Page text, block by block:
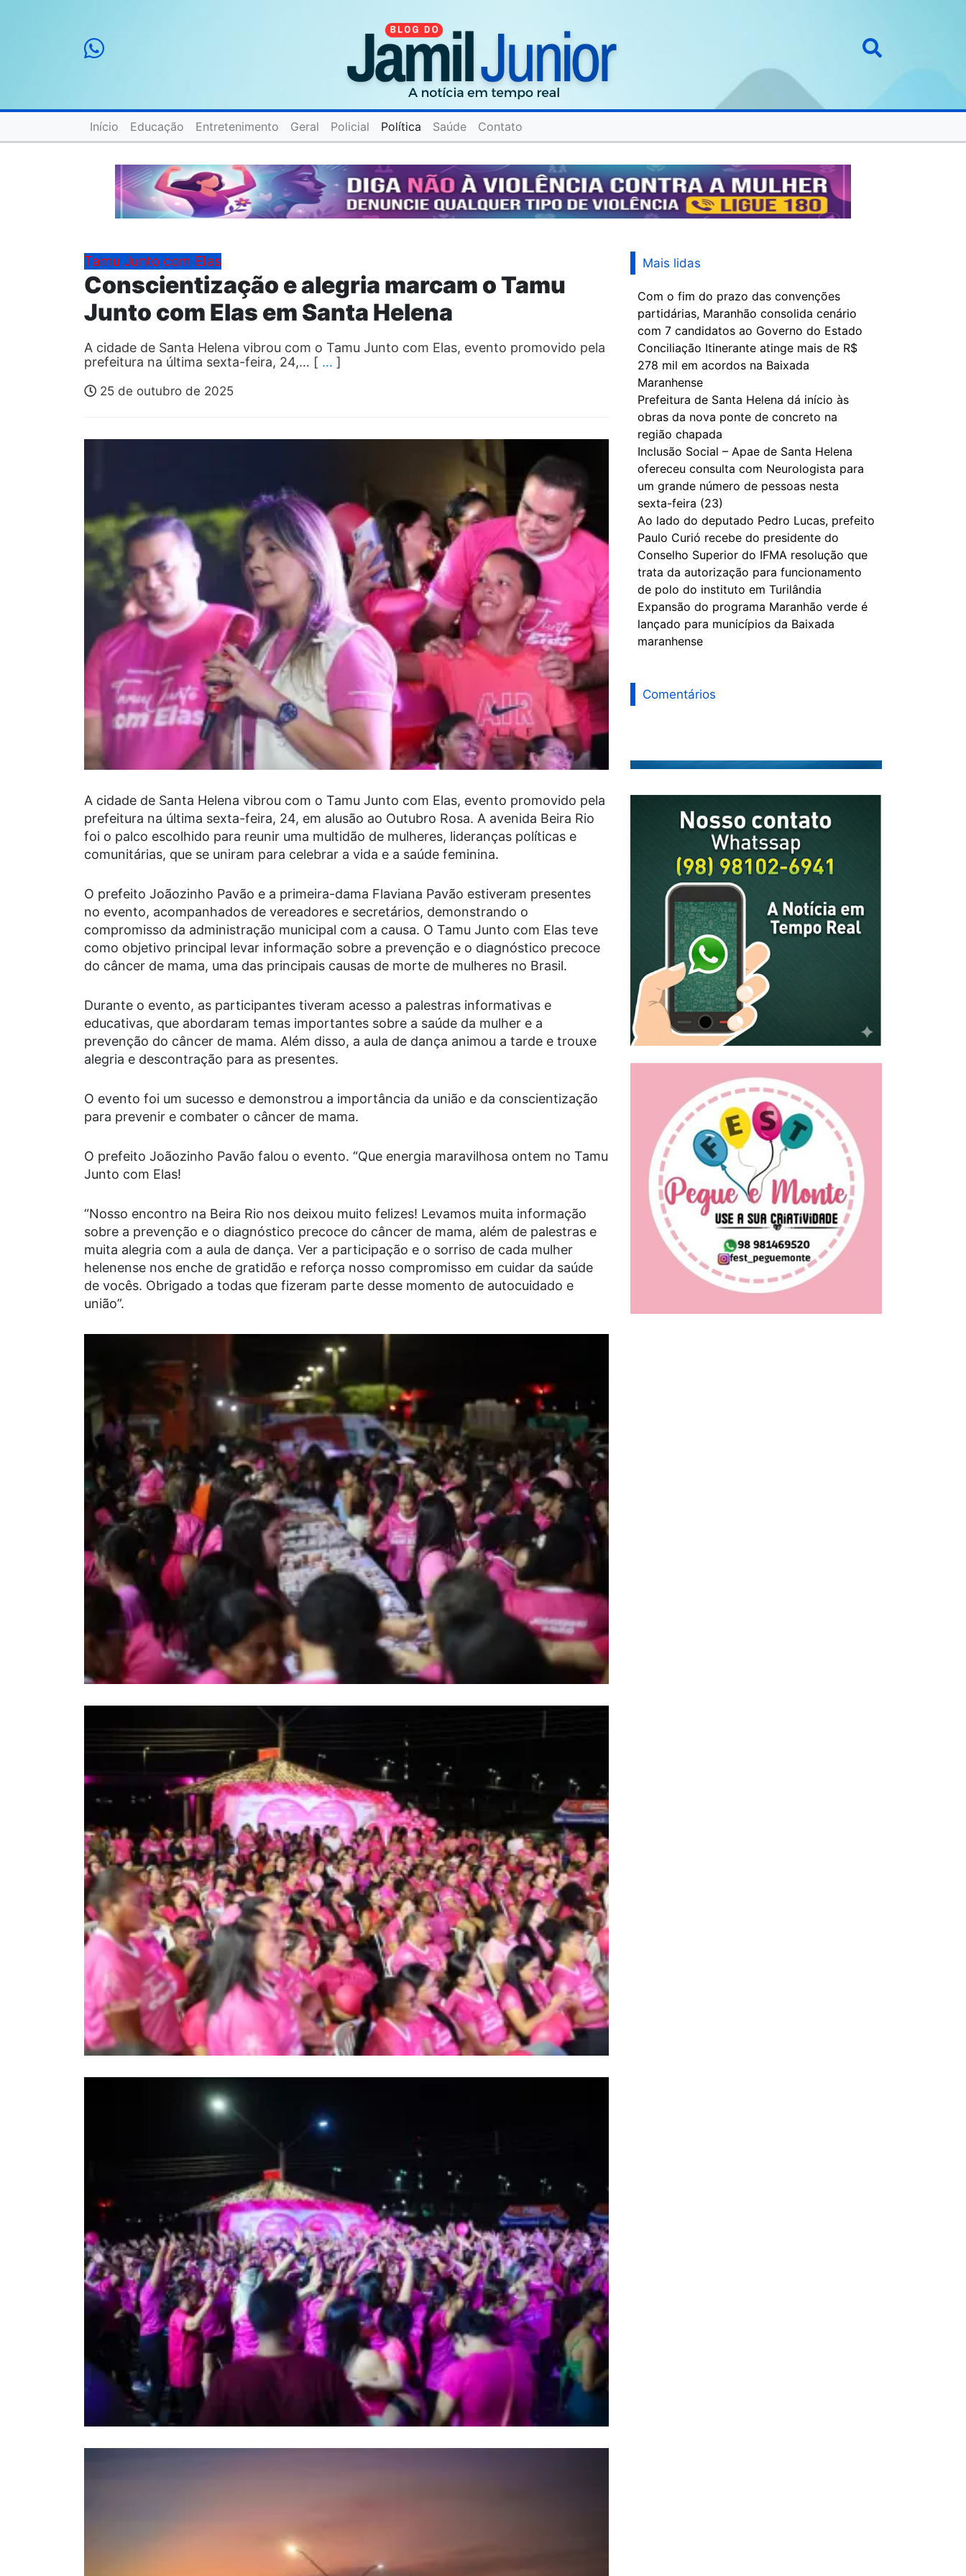
Início Educação Entretenimento Geral Policial Política Saúde Contato
Tamu Junto com Elas
Conscientização e alegria marcam o Tamu
Junto com Elas em Santa Helena
A cidade de Santa Helena vibrou com o Tamu Junto com Elas, evento promovido pela
prefeitura na última sexta-feira, 24,… [ … ]
25 de outubro de 2025
A cidade de Santa Helena vibrou com o Tamu Junto com Elas, evento promovido pela
prefeitura na última sexta-feira, 24, em alusão ao Outubro Rosa. A avenida Beira Rio
foi o palco escolhido para reunir uma multidão de mulheres, lideranças políticas e
comunitárias, que se uniram para celebrar a vida e a saúde feminina.
O prefeito Joãozinho Pavão e a primeira-dama Flaviana Pavão estiveram presentes
no evento, acompanhados de vereadores e secretários, demonstrando o
compromisso da administração municipal com a causa. O Tamu Junto com Elas teve
como objetivo principal levar informação sobre a prevenção e o diagnóstico precoce
do câncer de mama, uma das principais causas de morte de mulheres no Brasil.
Durante o evento, as participantes tiveram acesso a palestras informativas e
educativas, que abordaram temas importantes sobre a saúde da mulher e a
prevenção do câncer de mama. Além disso, a aula de dança animou a tarde e trouxe
alegria e descontração para as presentes.
O evento foi um sucesso e demonstrou a importância da união e da conscientização
para prevenir e combater o câncer de mama.
O prefeito Joãozinho Pavão falou o evento. “Que energia maravilhosa ontem no Tamu
Junto com Elas!
“Nosso encontro na Beira Rio nos deixou muito felizes! Levamos muita informação
sobre a prevenção e o diagnóstico precoce do câncer de mama, além de palestras e
muita alegria com a aula de dança. Ver a participação e o sorriso de cada mulher
helenense nos enche de gratidão e reforça nosso compromisso em cuidar da saúde
de vocês. Obrigado a todas que fizeram parte desse momento de autocuidado e
união”.
Mais lidas
Com o fim do prazo das convenções
partidárias, Maranhão consolida cenário
com 7 candidatos ao Governo do Estado
Conciliação Itinerante atinge mais de R$
278 mil em acordos na Baixada
Maranhense
Prefeitura de Santa Helena dá início às
obras da nova ponte de concreto na
região chapada
Inclusão Social – Apae de Santa Helena
ofereceu consulta com Neurologista para
um grande número de pessoas nesta
sexta-feira (23)
Ao lado do deputado Pedro Lucas, prefeito
Paulo Curió recebe do presidente do
Conselho Superior do IFMA resolução que
trata da autorização para funcionamento
de polo do instituto em Turilândia
Expansão do programa Maranhão verde é
lançado para municípios da Baixada
maranhense
Comentários